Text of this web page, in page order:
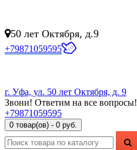
50 лет Октября, д.9
+79871059595
г. Уфа, ул. 50 лет Октября, д. 9
Звони! Ответим на все вопросы!
+79871059595
0 товар(ов) - 0 руб.